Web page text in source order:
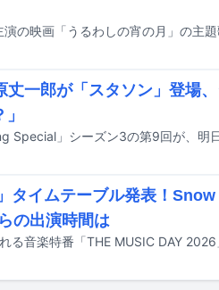
の映画「うるわしの宵の月」の主題
一郎が「スタソン」登場
タイムテーブル発表！Snow
の出演時間は